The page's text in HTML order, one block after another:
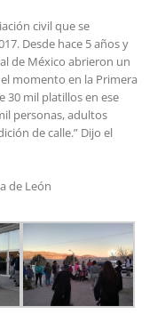
civil que se
Desde hace 5 años y
de México abrieron un
momento en la Primera
30 mil platillos en ese
personas, adultos
de calle.” Dijo el
de León